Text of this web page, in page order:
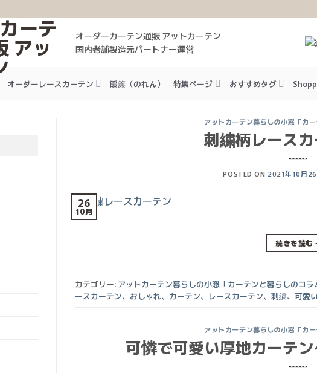
オーダーカーテン通販 アットカーテン
国内老舗製造元パートナー運営
オーダーレースカーテン 暖簾（のれん） 特集ページ おすすめタグ
アットカーテン暮らしの小窓「カ
刺繍柄レース
POSTED ON 2021年10月
26
10月
続きを読む
カテゴリー: アットカーテン暮らしの小窓「カーテンと暮らしのコラ
ースカーテン、 おしゃれ、 カーテン、 レースカーテン、 刺繍、 可愛い
アットカーテン暮らしの小窓「カ
可憐で可愛い厚地カーテ